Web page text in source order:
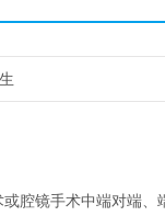
腔镜手术中端对端、